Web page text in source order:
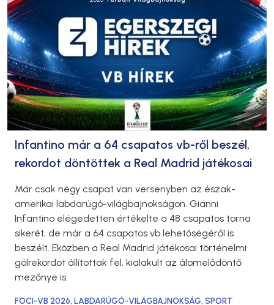
Infantino már a 64 csapatos vb-ről beszél,
rekordot döntöttek a Real Madrid játékosai
Már csak négy csapat van versenyben az észak-
amerikai labdarúgó-világbajnokságon. Gianni
Infantino elégedetten értékelte a 48 csapatos torna
sikerét, de már a 64 csapatos vb lehetőségéről is
beszélt. Eközben a Real Madrid játékosai történelmi
gólrekordot állítottak fel, kialakult az álomelődöntő
mezőnye is.
FOCI-VB 2026,LABDARÚGÓ-VILÁGBAJNOKSÁG,SPORT